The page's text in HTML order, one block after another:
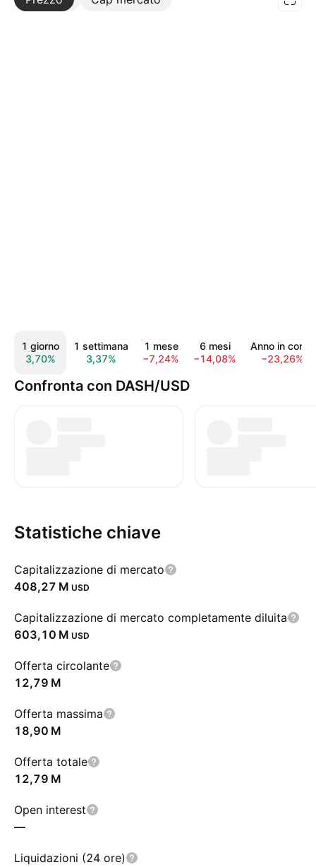
1 giorno
3,70%
1 settimana
3,37%
1 mese
−7,24%
6 mesi
−14,08%
Anno in corso
−23,26%
Confronta con DASH/USD
Statistiche chiave
Capitalizzazione di mercato
‪408,27 M‬ USD
Capitalizzazione di mercato completamente diluita
‪603,10 M‬ USD
Offerta circolante
‪12,79 M‬
Offerta massima
‪18,90 M‬
Offerta totale
‪12,79 M‬
Open interest
—
Liquidazioni (24 ore)